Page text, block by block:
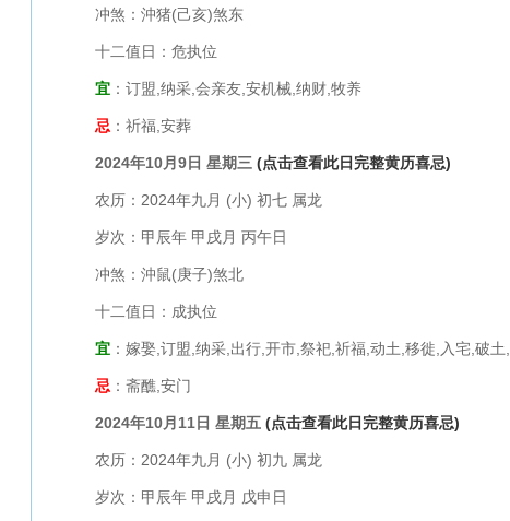
冲煞：沖猪(己亥)煞东
十二值日：危执位
宜 ：订盟,纳采,会亲友,安机械,纳财,牧养
忌 ：祈福,安葬
2024年10月9日 星期三 (点击查看此日完整黄历喜忌)
农历：2024年九月 (小) 初七 属龙
岁次：甲辰年 甲戌月 丙午日
冲煞：沖鼠(庚子)煞北
十二值日：成执位
宜 ：嫁娶,订盟,纳采,出行,开市,祭祀,祈福,动土,移徙,入宅,破土
忌 ：斋醮,安门
2024年10月11日 星期五 (点击查看此日完整黄历喜忌)
农历：2024年九月 (小) 初九 属龙
岁次：甲辰年 甲戌月 戊申日